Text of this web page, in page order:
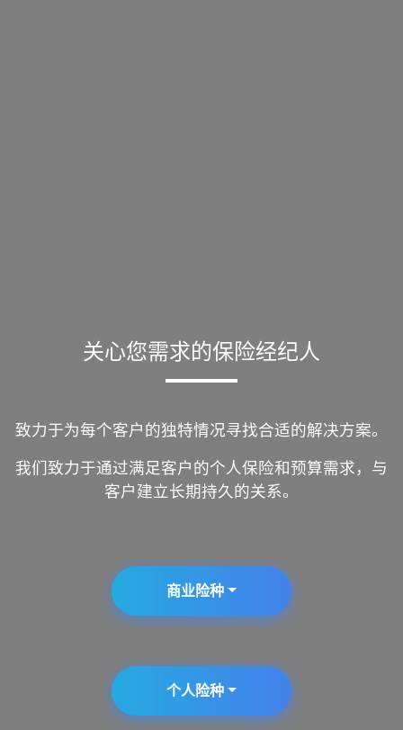
关心您需求的保险经纪人
致力于为每个客户的独特情况寻找合适的解决方案。
我们致力于通过满足客户的个人保险和预算需求，与
客户建立长期持久的关系。
商业险种
个人险种